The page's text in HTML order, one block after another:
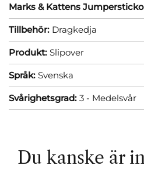
Marks & Kattens
Tillbehör: Dragkedja
Produkt: Slipover
Språk: Svenska
Svårighetsgrad: 3 - Medelsvår
Du kanske är